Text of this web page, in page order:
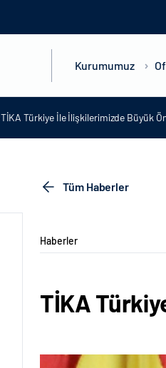
Kurumumuz
TİKA Türkiye İle İlişkilerimizde Büyük
Tüm Haberler
Haberler
TİKA